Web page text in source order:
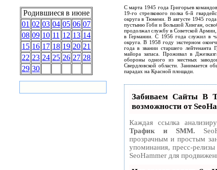
Родившиеся в июне
01 02 03 04 05 06 07
08 09 10 11 12 13 14
15 16 17 18 19 20 21
22 23 24 25 26 27 28
29 30
С марта 1945 года Григорьев
19-го стрелкового полка 6-й
округа в Тюмени. В августе 1945 года
пустыню Гоби и Большой Хинган,
продолжал службу в Советской Армии,
в Германии. С 1956 года служил в
округа. В 1958 году экстерном
года в звании старшего лейтенанта
майора запаса. Проживал в
обороны одного из местных
Свердловской области. Занимается
парадах на Красной площади.
Забиваем Сайты
возможности от
Каждая ссылка
Трафик и SMM.
прозрачным и простым
упоминания, пресс-
SeoHammer для